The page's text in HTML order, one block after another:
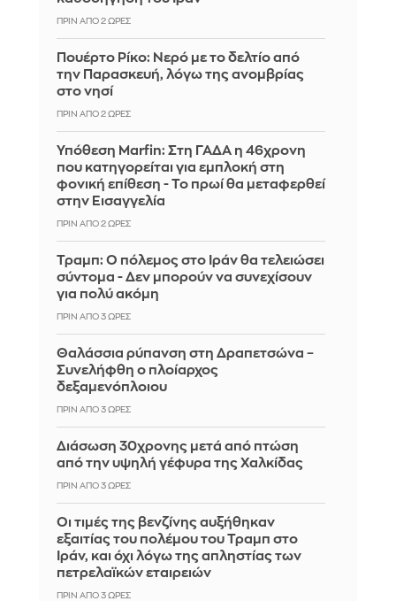
ΠΡΙΝ ΑΠΌ 2 ΏΡΕΣ
Πουέρτο Ρίκο: Νερό με το δελτίο από
την Παρασκευή, λόγω της ανομβρίας
στο νησί
ΠΡΙΝ ΑΠΌ 2 ΏΡΕΣ
Υπόθεση Marfin: Στη ΓΑΔΑ η 46χρονη
που κατηγορείται για εμπλοκή στη
φονική επίθεση - Το πρωί θα μεταφερθεί
στην Εισαγγελία
ΠΡΙΝ ΑΠΌ 2 ΏΡΕΣ
Τραμπ: Ο πόλεμος στο Ιράν θα τελειώσει
σύντομα - Δεν μπορούν να συνεχίσουν
για πολύ ακόμη
ΠΡΙΝ ΑΠΌ 3 ΏΡΕΣ
Θαλάσσια ρύπανση στη Δραπετσώνα –
Συνελήφθη ο πλοίαρχος
δεξαμενόπλοιου
ΠΡΙΝ ΑΠΌ 3 ΏΡΕΣ
Διάσωση 30χρονης μετά από πτώση
από την υψηλή γέφυρα της Χαλκίδας
ΠΡΙΝ ΑΠΌ 3 ΏΡΕΣ
Οι τιμές της βενζίνης αυξήθηκαν
εξαιτίας του πολέμου του Τραμπ στο
Ιράν, και όχι λόγω της απληστίας των
πετρελαϊκών εταιρειών
ΠΡΙΝ ΑΠΌ 3 ΏΡΕΣ